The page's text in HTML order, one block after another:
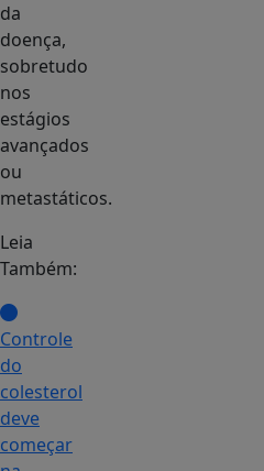
da
doença,
sobretudo
nos
estágios
avançados
ou
metastáticos.
Leia
Também:
Controle
do
colesterol
deve
começar